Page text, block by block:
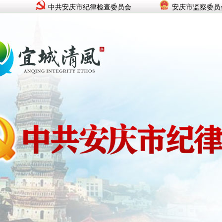
中共安庆市纪律检查委员会 安庆市监察委